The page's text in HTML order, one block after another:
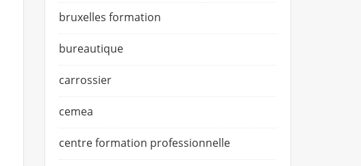
bruxelles formation
bureautique
carrossier
cemea
centre formation professionnelle